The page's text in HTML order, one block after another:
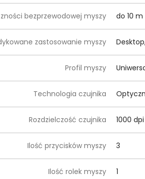
bezprzewodowej myszy do 10 m
zastosowanie myszy
Profil myszy
Technologia czujnika
Rozdzielczość czujnika 1000 dpi
Ilość przycisków myszy 3
Ilość rolek myszy 1